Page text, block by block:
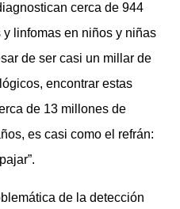
cerca de 944
linfomas en niños y niñas
de ser casi un millar de
encontrar estas
de 13 millones de
es casi como el refrán:
de la detección